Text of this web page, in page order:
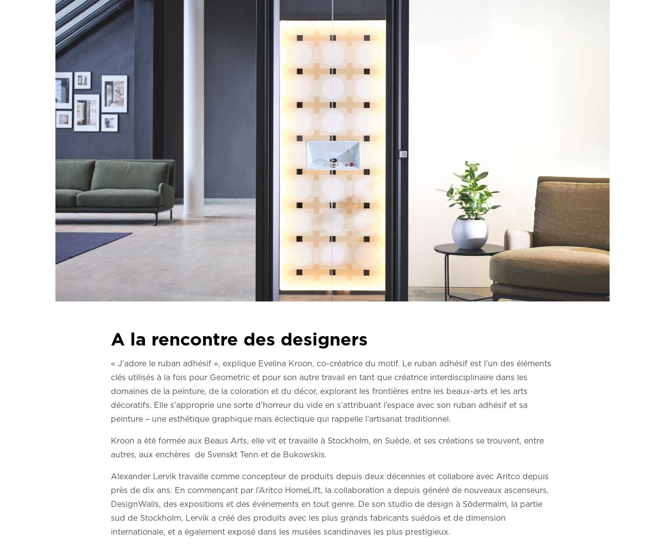
A la rencontre des designers
« J’adore le ruban adhésif », explique Evelina Kroon, co-créatrice du motif. Le ruban adhésif est l’un des éléments
clés utilisés à la fois pour Geometric et pour son autre travail en tant que créatrice interdisciplinaire dans les
domaines de la peinture, de la coloration et du décor, explorant les frontières entre les beaux-arts et les arts
décoratifs. Elle s’approprie une sorte d’horreur du vide en s’attribuant l’espace avec son ruban adhésif et sa
peinture – une esthétique graphique mais éclectique qui rappelle l’artisanat traditionnel.
Kroon a été formée aux Beaus Arts, elle vit et travaille à Stockholm, en Suède, et ses créations se trouvent, entre
autres, aux enchères de Svenskt Tenn et de Bukowskis.
Alexander Lervik travaille comme concepteur de produits depuis deux décennies et collabore avec Aritco depuis
près de dix ans. En commençant par l’Aritco HomeLift, la collaboration a depuis généré de nouveaux ascenseurs,
DesignWalls, des expositions et des événements en tout genre. De son studio de design à Södermalm, la partie
sud de Stockholm, Lervik a créé des produits avec les plus grands fabricants suédois et de dimension
internationale, et a également exposé dans les musées scandinaves les plus prestigieux.